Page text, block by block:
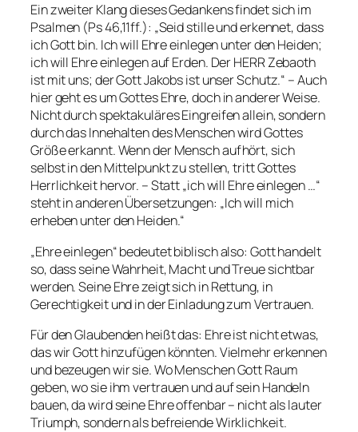
Ein zweiter Klang dieses Gedankens findet sich im
Psalmen (Ps 46,11ff.): „Seid stille und erkennet, dass
ich Gott bin. Ich will Ehre einlegen unter den Heiden;
ich will Ehre einlegen auf Erden. Der HERR Zebaoth
ist mit uns; der Gott Jakobs ist unser Schutz.“ – Auch
hier geht es um Gottes Ehre, doch in anderer Weise.
Nicht durch spektakuläres Eingreifen allein, sondern
durch das Innehalten des Menschen wird Gottes
Größe erkannt. Wenn der Mensch aufhört, sich
selbst in den Mittelpunkt zu stellen, tritt Gottes
Herrlichkeit hervor. – Statt „ich will Ehre einlegen …“
steht in anderen Übersetzungen: „Ich will mich
erheben unter den Heiden.“
„Ehre einlegen“ bedeutet biblisch also: Gott handelt
so, dass seine Wahrheit, Macht und Treue sichtbar
werden. Seine Ehre zeigt sich in Rettung, in
Gerechtigkeit und in der Einladung zum Vertrauen.
Für den Glaubenden heißt das: Ehre ist nicht etwas,
das wir Gott hinzufügen könnten. Vielmehr erkennen
und bezeugen wir sie. Wo Menschen Gott Raum
geben, wo sie ihm vertrauen und auf sein Handeln
bauen, da wird seine Ehre offenbar – nicht als lauter
Triumph, sondern als befreiende Wirklichkeit.